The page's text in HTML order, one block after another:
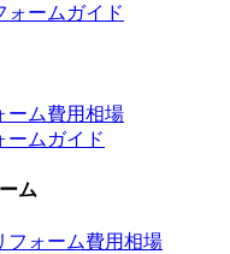
ォームガイド
ーム費用相場
ームガイド
ム
フォーム費用相場